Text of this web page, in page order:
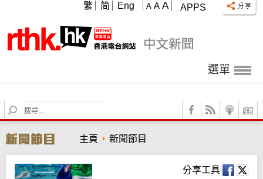
APPS
A A A
繁 简 Eng
選單
S
e
r
c
h
主頁 新聞節目
分享工具